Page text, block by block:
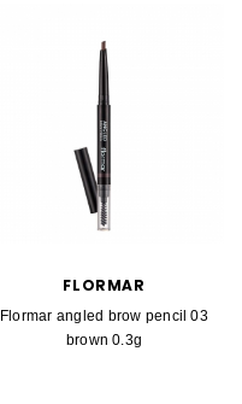
FLORMAR
Flormar angled brow pencil 03
brown 0.3g